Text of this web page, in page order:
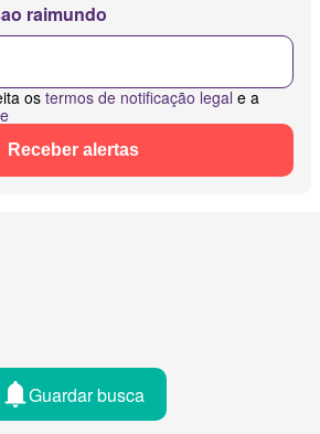
raimundo
os termos de notificação legal e a
Receber alertas
Guardar busca